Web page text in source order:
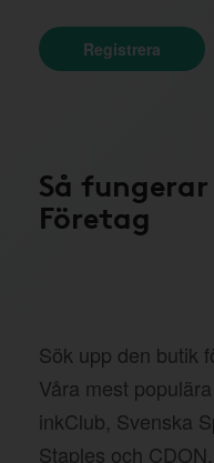
Registrera
Så
Företag
Sök upp den butik
Våra mest
inkClub, Svenska
Staples och CDON.